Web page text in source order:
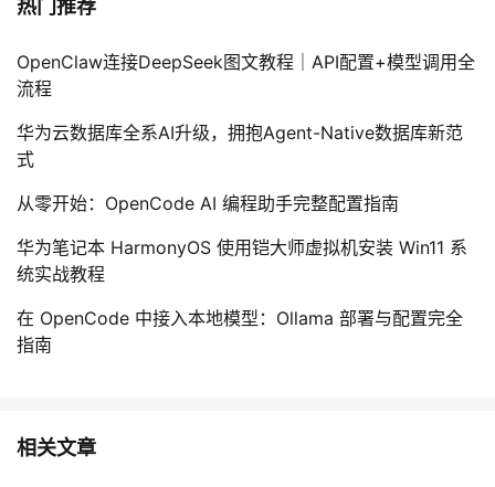
热门推荐
OpenClaw连接DeepSeek图文教程｜API配置+模型调用全
流程
华为云数据库全系AI升级，拥抱Agent-Native数据库新范
式
从零开始：OpenCode AI 编程助手完整配置指南
华为笔记本 HarmonyOS 使用铠大师虚拟机安装 Win11 系
统实战教程
在 OpenCode 中接入本地模型：Ollama 部署与配置完全
指南
相关文章